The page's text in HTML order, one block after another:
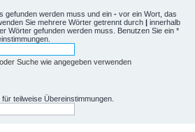
gefunden werden muss und ein - vor ein Wort, das
Sie mehrere Wörter getrennt durch | innerhalb
Wörter gefunden werden muss. Benutzen Sie ein *
Suche wie angegeben verwenden
teilweise Übereinstimmungen.